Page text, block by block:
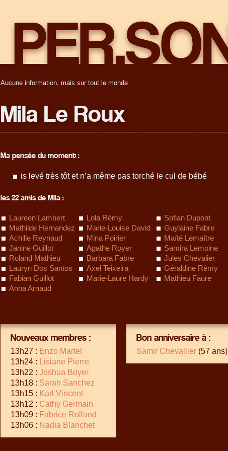
Aucune information, mais sur tout le monde
Mila Le Roux
Ma pensée du moment :
is levé très tôt et n’a même pas torché le cul de bébé
les 22 amis de Mila :
Laureen Lambert Lola Rémy
Sofian Dupont
Mathilde Hernandez
Marie-Louise David
Guylaine Fabre
Achille Reynaud
Mina Poirier
Maïté Lemaître
Janine Guillot
Agathe Royer
Samira Lemoine
Roland Mathieu
Barbara Fabre
Jules Chevalier
Lauryn Dos Santos
Axel Teixeira
Géraldine Rémy
Fabian Guillot
Marie-Laure Hardy
Mathieu Faure
Anna Arnaud
Nouveaux membres :
13h27 : Enzo Martel
13h24 :
Lisiane Pierre
13h22 : Joshua Boyer
13h18 : Sarah Sanchez
13h15 : Karl Vincent
13h12 : Cathy Germain
13h09 : Fabrice Rolland
13h06 : Nadia Blanchet
Bon anniversaire à :
Samir Chevallier (57 ans)